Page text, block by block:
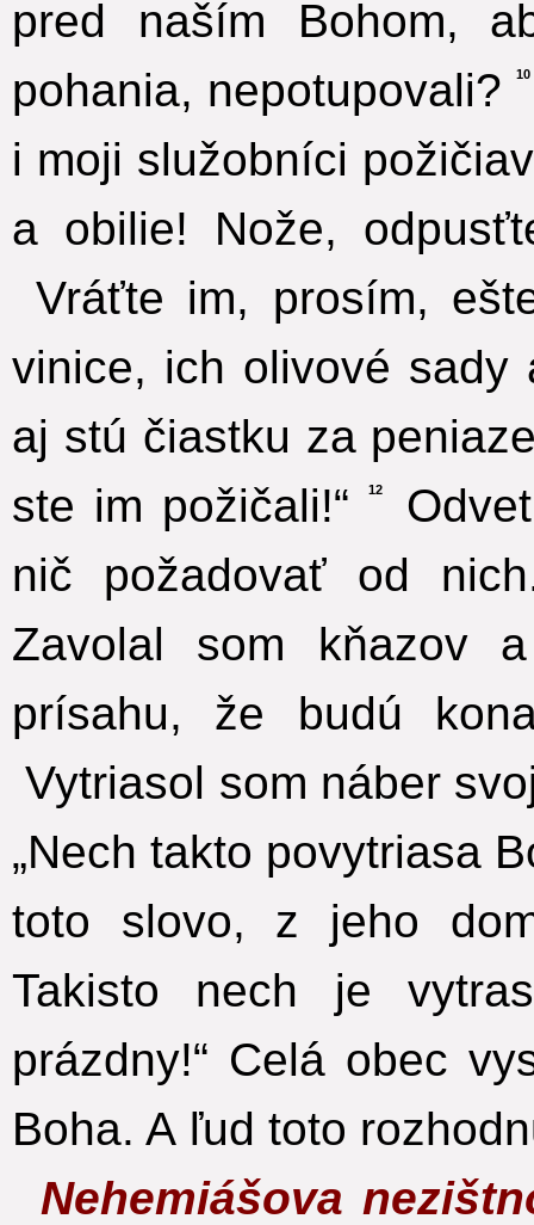
pred naším Bohom,
pohania, nepotupovali?
10
i moji služobníci
a obilie! Nože,
Vráťte im, prosím,
vinice, ich olivové
aj stú čiastku za
ste im požičali!“
12
nič požadovať od
Zavolal som kňazov
prísahu, že budú
Vytriasol som náber
„Nech takto povytriasa
toto slovo, z jeho
Takisto nech je
prázdny!“ Celá obec
Boha. A ľud toto
Nehemiášova